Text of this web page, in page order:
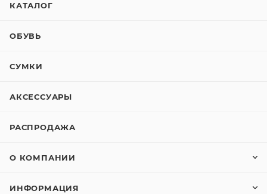
КАТАЛОГ
ОБУВЬ
СУМКИ
АКСЕССУАРЫ
РАСПРОДАЖА
О КОМПАНИИ
ИНФОРМАЦИЯ